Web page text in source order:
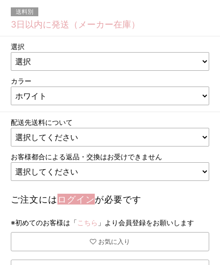
送料別
3日以内に発送（メーカー在庫）
選択
カラー
配送先送料について
お客様都合による返品・交換はお受けできません
ご注文には ログインが必要です
※初めてのお客様は「 こちら 」より会員登録をお願いします
お気に入り